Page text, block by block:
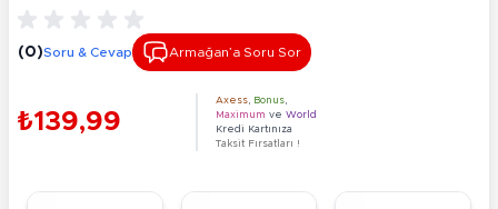
(0)Soru & Cevap Armağan’a Soru Sor
₺139,99
Axess Bonus
Maximum ve World
Kredi Kartınıza
Taksit Fırsatları !